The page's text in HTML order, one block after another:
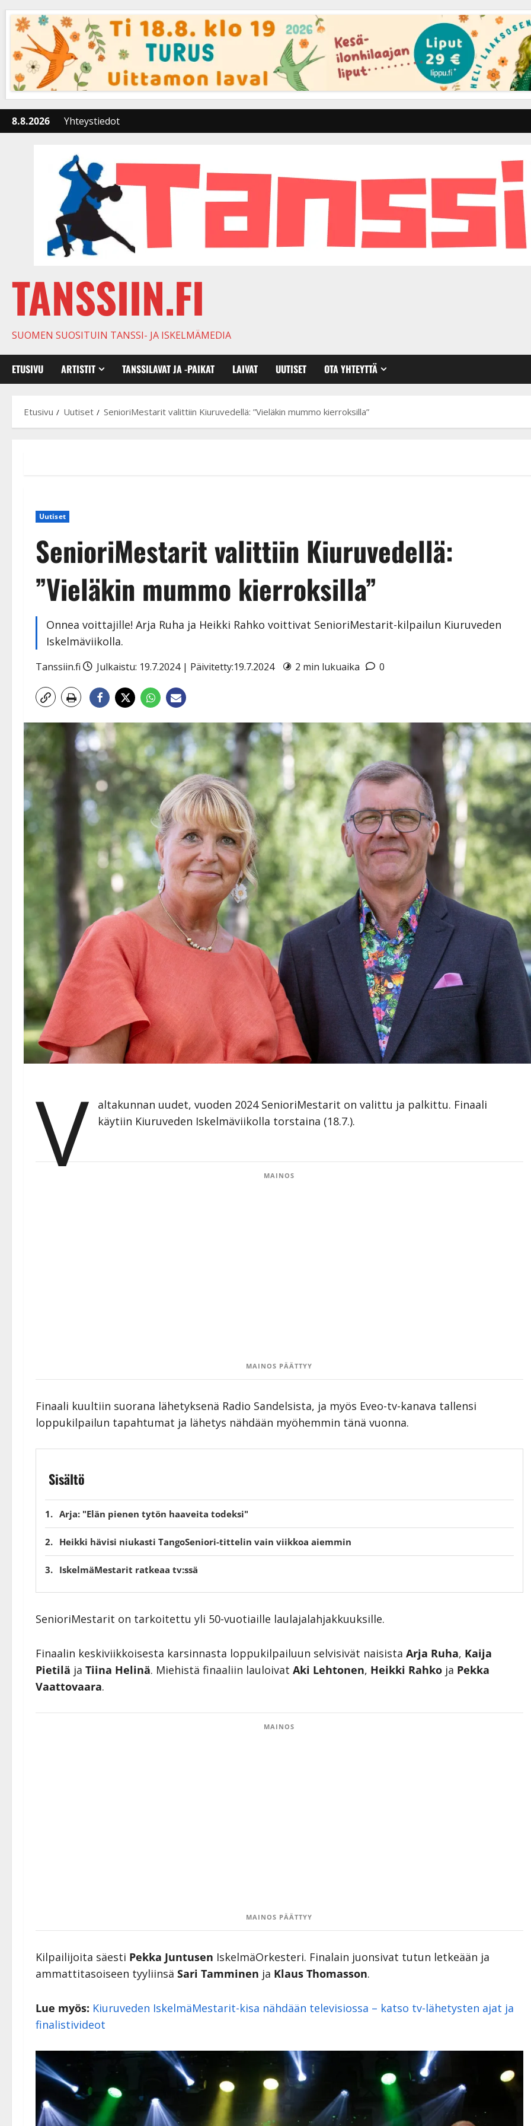
content
8.8.2026 Yhteystiedot
TANSSIIN.FI
SUOMEN SUOSITUIN TANSSI- JA ISKELMÄMEDIA
ETUSIVU ARTISTIT TANSSILAVAT JA -PAIKAT LAIVAT UUTISET OTA YHTEYTTÄ
Etusivu Uutiset SenioriMestarit valittiin Kiuruvedellä: ”Vieläkin mummo kierroksilla”
Uutiset
SenioriMestarit valittiin Kiuruvedellä:
”Vieläkin mummo kierroksilla”
Onnea voittajille! Arja Ruha ja Heikki Rahko voittivat SenioriMestarit-kilpailun Kiuruveden
Iskelmäviikolla.
Tanssiin.fi Julkaistu: 19.7.2024 | Päivitetty:19.7.2024 2 min lukuaika 0
V
altakunnan uudet, vuoden 2024 SenioriMestarit on valittu ja palkittu. Finaali
käytiin Kiuruveden Iskelmäviikolla torstaina (18.7.).
MAINOS
MAINOS PÄÄTTYY
Finaali kuultiin suorana lähetyksenä Radio Sandelsista, ja myös Eveo-tv-kanava tallensi
loppukilpailun tapahtumat ja lähetys nähdään myöhemmin tänä vuonna.
Sisältö
Arja: "Elän pienen tytön haaveita todeksi"
Heikki hävisi niukasti TangoSeniori-tittelin vain viikkoa aiemmin
IskelmäMestarit ratkeaa tv:ssä
SenioriMestarit on tarkoitettu yli 50-vuotiaille laulajalahjakkuuksille.
Finaalin keskiviikkoisesta karsinnasta loppukilpailuun selvisivät naisista Arja Ruha, Kaija
Pietilä ja Tiina Helinä. Miehistä finaaliin lauloivat Aki Lehtonen, Heikki Rahko ja Pekka
Vaattovaara.
MAINOS
MAINOS PÄÄTTYY
Kilpailijoita säesti Pekka Juntusen IskelmäOrkesteri. Finalain juonsivat tutun letkeään ja
ammattitasoiseen tyyliinsä Sari Tamminen ja Klaus Thomasson.
Lue myös: Kiuruveden IskelmäMestarit-kisa nähdään televisiossa – katso tv-lähetysten ajat ja
finalistivideot